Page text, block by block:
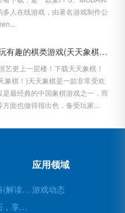
人在线游戏，由著名游戏制作公
天天象棋：一款好玩有趣的棋类游戏(天天象棋：让你欲罢不能的棋类娱乐)
艺更上一层楼！下载天天象棋！
棋！)天天象棋是一款非常受欢
最经典的中国象棋游戏之一，而
面也做得很出色，备受玩家...
散兵天赋材料(解读散兵在游戏中的天赋技能)
提升生存技巧，享受使命召唤8生存模式(享受生存模式：提升生存技巧玩转使命召唤8)
应用领域
游戏动态